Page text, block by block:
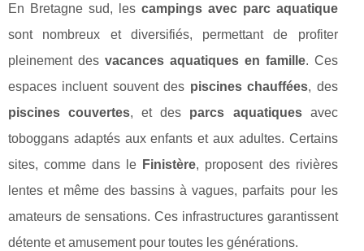
En Bretagne sud, les campings avec parc aquatique
sont nombreux et diversifiés, permettant de profiter
pleinement des vacances aquatiques en famille. Ces
espaces incluent souvent des piscines chauffées, des
piscines couvertes, et des parcs aquatiquesavec
toboggans adaptés aux enfants et aux adultes. Certains
sites, comme dans le Finistère, proposent des rivières
lentes et même des bassins à vagues, parfaits pour les
amateurs de sensations. Ces infrastructures garantissent
détente et amusement pour toutes les générations.